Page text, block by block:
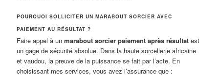
POURQUOI SOLLICITER UN MARABOUT SORCIER AVEC
PAIEMENT AU RÉSULTAT ?
Faire appel à unmarabout sorcier paiement après résultat est
un gage de sécurité absolue. Dans la haute sorcellerie africaine
et vaudou, la preuve de la puissance se fait par l’acte. En
choisissant mes services, vous avez l’assurance que :